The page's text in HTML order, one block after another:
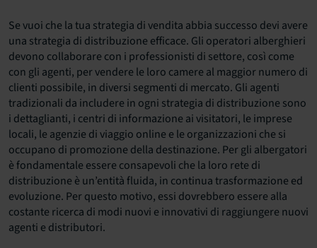
Se vuoi che la tua strategia di vendita abbia successo devi avere
una strategia di distribuzione efficace. Gli operatori alberghieri
devono collaborare con i professionisti di settore, così come
con gli agenti, per vendere le loro camere al maggior numero di
clienti possibile, in diversi segmenti di mercato. Gli agenti
tradizionali da includere in ogni strategia di distribuzione sono
i dettaglianti, i centri di informazione ai visitatori, le imprese
locali, le agenzie di viaggio online e le organizzazioni che si
occupano di promozione della destinazione. Per gli albergatori
è fondamentale essere consapevoli che la loro rete di
distribuzione è un’entità fluida, in continua trasformazione ed
evoluzione. Per questo motivo, essi dovrebbero essere alla
costante ricerca di modi nuovi e innovativi di raggiungere nuovi
agenti e distributori.